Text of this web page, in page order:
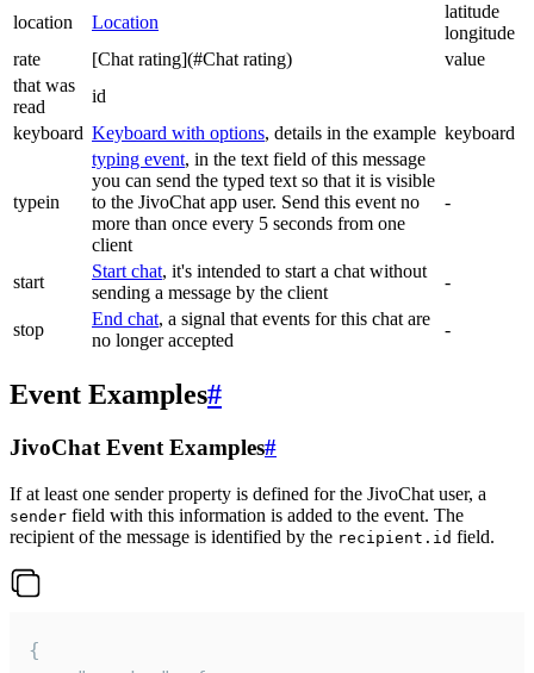
location Location
latitude
longitude
rate
[Chat rating](#Chat rating)
value
that was
read
id
keyboard Keyboard with options, details in the example keyboard
typein
typing event, in the text field of this message
you can send the typed text so that it is visible
to the JivoChat app user. Send this event no
more than once every 5 seconds from one
client
-
start
Start chat, it's intended to start a chat without
sending a message by the client
-
stop
End chat, a signal that events for this chat are
no longer accepted
-
Event Examples#
JivoChat Event Examples#
If at least one sender property is defined for the JivoChat user, a
sender field with this information is added to the event. The
recipient of the message is identified by the recipient.id field.
{